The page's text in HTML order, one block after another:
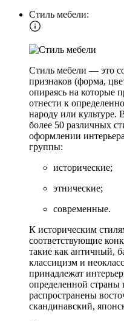
Стиль мебели:
Стиль мебели — это
признаков (форма,
опираясь на которые
отнести к
народу или культуре.
более 50 различных
оформлении
группы:
исторические;
этнические;
современные.
К историческим
соответствующие
такие как античный,
классицизм и
принадлежат
определенной страны
распространены
скандинавский,